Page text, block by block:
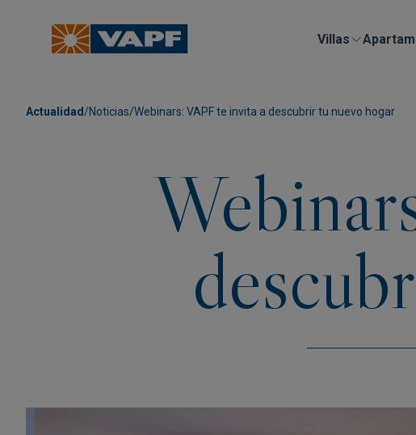
Villas
Actualidad /Noticias/Webinars: VAPF te invita a descubrir tu nuevo hogar